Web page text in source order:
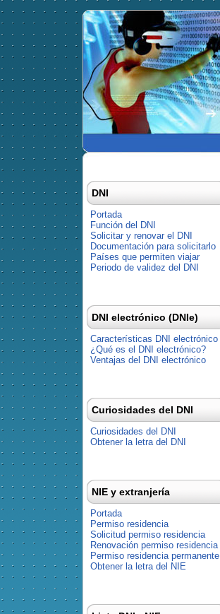
DNI
Portada
Función del DNI
Solicitar y renovar el DNI
Documentación para solicitarlo
Países que permiten viajar
Periodo de validez del DNI
DNI electrónico (DNIe)
Características DNI electrónico
¿Qué es el DNI electrónico?
Ventajas del DNI electrónico
Curiosidades del DNI
Curiosidades del DNI
Obtener la letra del DNI
NIE y extranjería
Portada
Permiso residencia
Solicitud permiso residencia
Renovación permiso residencia
Permiso residencia permanente
Obtener la letra del NIE